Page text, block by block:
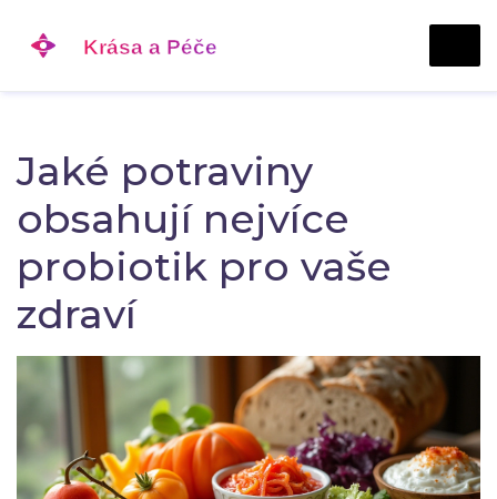
Jaké potraviny
obsahují nejvíce
probiotik pro vaše
zdraví